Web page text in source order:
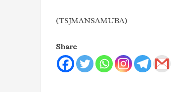
(TSJMANSAMUBA)
Share